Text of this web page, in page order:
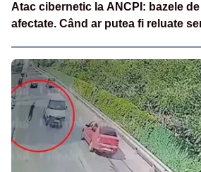
Atac cibernetic la ANCPI: bazele
afectate. Când ar putea fi reluate